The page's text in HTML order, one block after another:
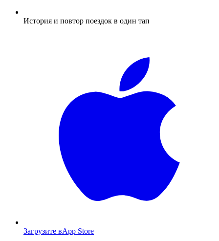
История и повтор поездок в один тап
Загрузите вApp Store